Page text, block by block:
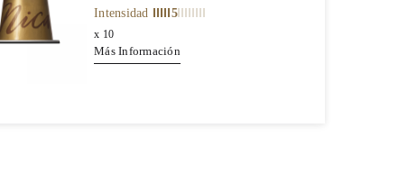
Intensidad 5
x 10
Más Información